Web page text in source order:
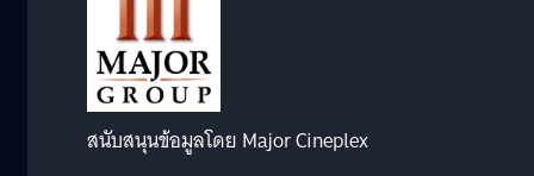
สนับสนุนข้อมูลโดย Major Cineplex